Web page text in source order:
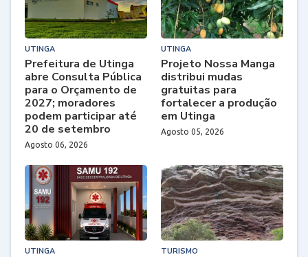
UTINGA
Prefeitura de Utinga
abre Consulta Pública
para o Orçamento de
2027; moradores
podem participar até
20 de setembro
Agosto 06, 2026
UTINGA
Projeto Nossa Manga
distribui mudas
gratuitas para
fortalecer a produção
em Utinga
Agosto 05, 2026
UTINGA TURISMO